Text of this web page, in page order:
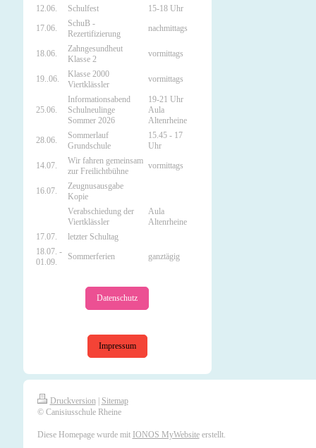
12.06. Schulfest 15-18 Uhr
17.06.
SchuB -
Rezertifizierung
nachmittags
18.06.
Zahngesundheut
Klasse 2
vormittags
19..06.
Klasse 2000
Viertklässler
vormittags
25.06.
Informationsabend
Schulneulinge
Sommer 2026
19-21 Uhr
Aula
Altenrheine
28.06.
Sommerlauf
Grundschule
15.45 - 17
Uhr
14.07.
Wir fahren gemeinsam
zur Freilichtbühne
vormittags
16.07.
Zeugnusausgabe
Kopie
Verabschiedung der
Viertklässler
Aula
Altenrheine
17.07.
letzter Schultag
18.07. -
01.09.
Sommerferien ganztägig
Datenschutz
Impressum
Druckversion
Sitemap
© Canisiusschule Rheine
Diese Homepage wurde mit IONOS MyWebsiteerstellt.